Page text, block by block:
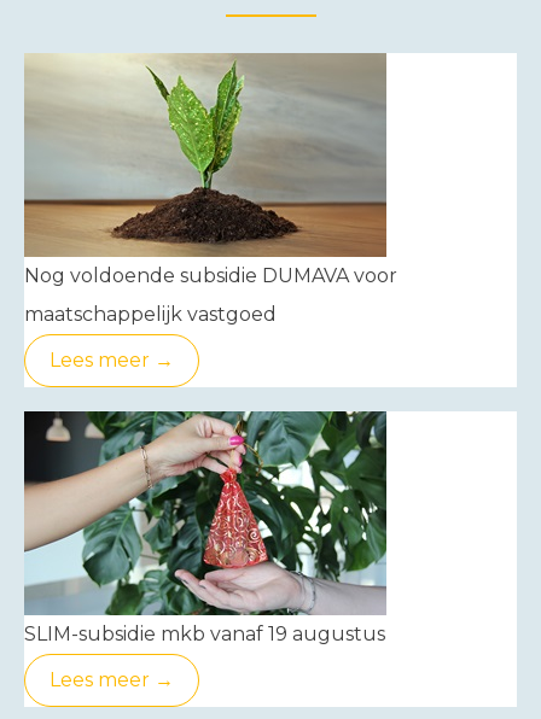
Nog voldoende subsidie DUMAVA voor
maatschappelijk vastgoed
Lees meer →
SLIM-subsidie mkb vanaf 19 augustus
Lees meer →